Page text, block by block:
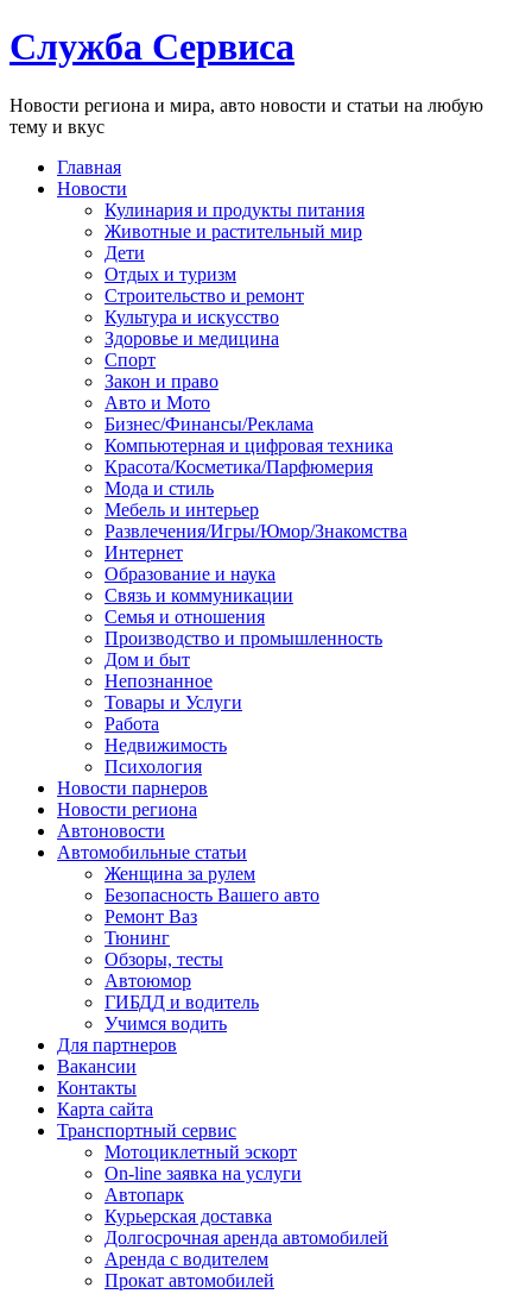
Служба Сервиса
Новости региона и мира, авто новости и статьи на любую
тему и вкус
Главная
Новости
Кулинария и продукты питания
Животные и растительный мир
Дети
Отдых и туризм
Строительство и ремонт
Культура и искусство
Здоровье и медицина
Спорт
Закон и право
Авто и Мото
Бизнес/Финансы/Реклама
Компьютерная и цифровая техника
Красота/Косметика/Парфюмерия
Мода и стиль
Мебель и интерьер
Развлечения/Игры/Юмор/Знакомства
Интернет
Образование и наука
Связь и коммуникации
Семья и отношения
Производство и промышленность
Дом и быт
Непознанное
Товары и Услуги
Работа
Недвижимость
Психология
Новости парнеров
Новости региона
Автоновости
Автомобильные статьи
Женщина за рулем
Безопасность Вашего авто
Ремонт Ваз
Тюнинг
Обзоры, тесты
Автоюмор
ГИБДД и водитель
Учимся водить
Для партнеров
Вакансии
Контакты
Карта сайта
Транспортный сервис
Мотоциклетный эскорт
On-line заявка на услуги
Автопарк
Курьерская доставка
Долгосрочная аренда автомобилей
Аренда с водителем
Прокат автомобилей